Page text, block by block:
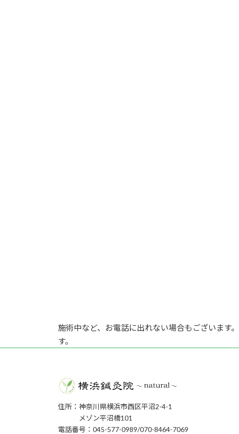
施術中など、お電話に出れない場合もございます
す。
住所：神奈川県横浜市西区平沼2-4-1
メゾン平沼橋101
電話番号：045-577-0989/070-8464-7069